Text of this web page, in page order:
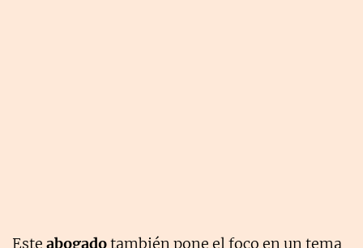
Este abogadotambién pone el foco en un tema